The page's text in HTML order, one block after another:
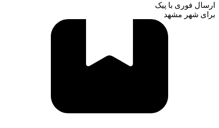
ارسال فوری با پیک
برای شهر مشهد